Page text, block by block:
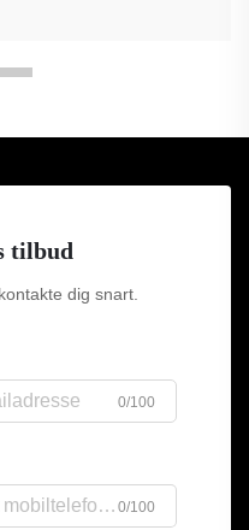
tilbud
dig snart.
0/100
0/100